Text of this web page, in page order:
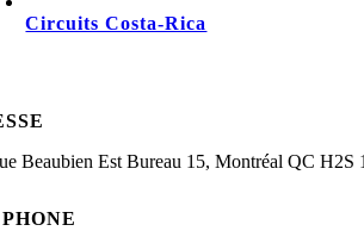
Circuits Costa-Rica
Beaubien Est Bureau 15, Montréal QC H2S